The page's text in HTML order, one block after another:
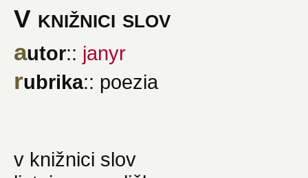
V knižnici slov
autor:: janyr
rubrika:: poezia
v knižnici slov